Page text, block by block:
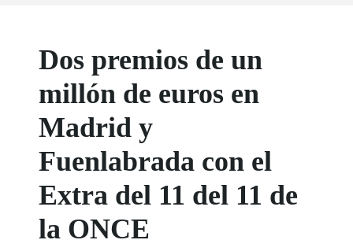
Dos premios de un
millón de euros en
Madrid y
Fuenlabrada con el
Extra del 11 del 11 de
la ONCE